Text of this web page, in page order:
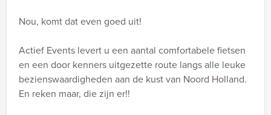
Nou, komt dat even goed uit!
Actief Events levert u een aantal comfortabele fietsen
en een door kenners uitgezette route langs alle leuke
bezienswaardigheden aan de kust van Noord Holland.
En reken maar, die zijn er!!